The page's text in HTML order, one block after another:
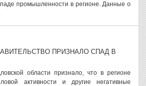
промышленности в регионе. Данные о
ПРИЗНАЛО СПАД В
области признало, что в регионе
активности и другие негативные